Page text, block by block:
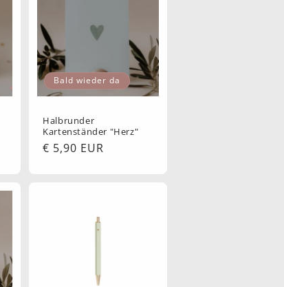
Bald wieder da
Halbrunder
Kartenständer "Herz"
Normaler
€ 5,90 EUR